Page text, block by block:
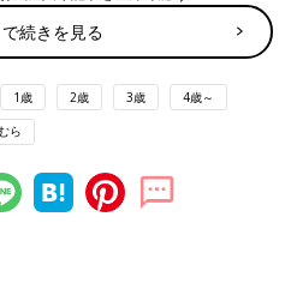
続きを見る
1歳 2歳 3歳 4歳～
ら